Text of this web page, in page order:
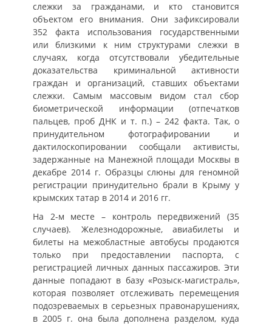
слежки за гражданами, и кто становится
объектом его внимания. Они зафиксировали
352 факта использования государственными
или близкими к ним структурами слежки в
случаях, когда отсутствовали убедительные
доказательства криминальной активности
граждан и организаций, ставших объектами
слежки. Самым массовым видом стал сбор
биометрической информации (отпечатков
пальцев, проб ДНК и т. п.) – 242 факта. Так, о
принудительном фотографировании и
дактилоскопировании сообщали активисты,
задержанные на Манежной площади Москвы в
декабре 2014 г. Образцы слюны для геномной
регистрации принудительно брали в Крыму у
крымских татар в 2014 и 2016 гг.
На 2-м месте – контроль передвижений (35
случаев). Железнодорожные, авиабилеты и
билеты на межобластные автобусы продаются
только при предоставлении паспорта, с
регистрацией личных данных пассажиров. Эти
данные попадают в базу «Розыск-магистраль»,
которая позволяет отслеживать перемещения
подозреваемых в серьезных правонарушениях,
в 2005 г. она была дополнена разделом, куда